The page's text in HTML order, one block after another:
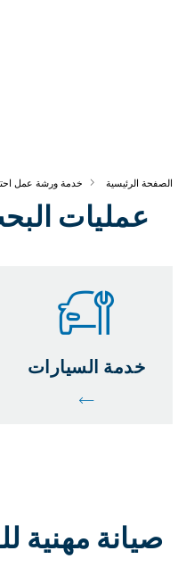
الصفحة الرئيسية خدمة ورشة عمل
عمليات
خدمة السيارات
صيانة مهنية